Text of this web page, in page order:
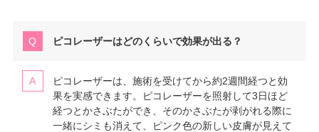
ピコレーザーはどのくらいで効果が出る？
ピコレーザーは、施術を受けてから約2週間経つと効
果を実感できます。ピコレーザーを照射して3日ほど
経つとかさぶたができ、そのかさぶたが剥がれる際に
一緒にシミも消えて、ピンク色の新しい皮膚が見えて